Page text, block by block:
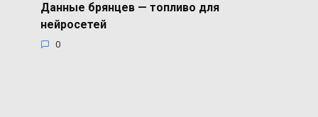
Данные брянцев — топливо для
нейросетей
0